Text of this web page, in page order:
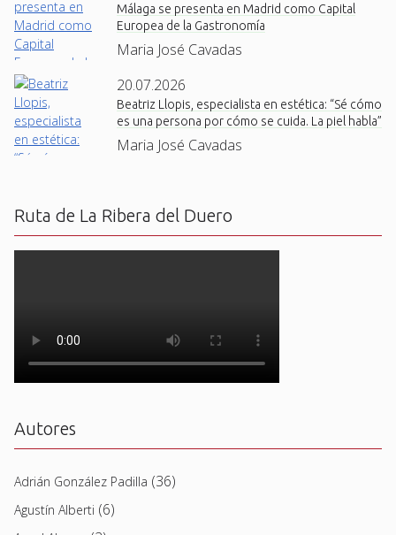
Málaga se presenta en Madrid como Capital
Europea de la Gastronomía
Maria José Cavadas
20.07.2026
Beatriz Llopis, especialista en estética: “Sé cómo
es una persona por cómo se cuida. La piel habla”
Maria José Cavadas
Ruta de La Ribera del Duero
Autores
Adrián González Padilla (36)
Agustín Alberti (6)